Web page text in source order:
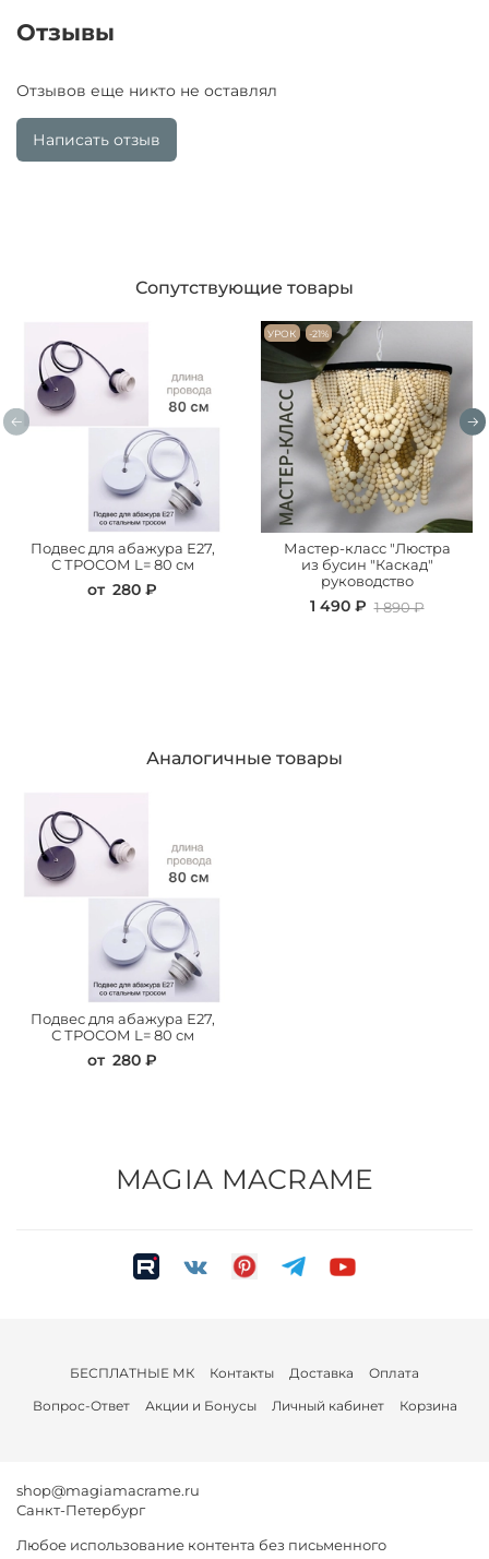
Отзывы
Отзывов еще никто не оставлял
Написать отзыв
Сопутствующие товары
Подвес для абажура Е27,
С ТРОСОМ L= 80 см
от 280 ₽
УРОК -21%
Мастер-класс "Люстра
из бусин "Каскад"
руководство
1 490 ₽ 1 890 ₽
Аналогичные товары
Подвес для абажура Е27,
С ТРОСОМ L= 80 см
от 280 ₽
MAGIA MACRAME
БЕСПЛАТНЫЕ МК Контакты Доставка
Оплата
Вопрос-Ответ
Акции и Бонусы Личный кабинет Корзина
shop@magiamacrame.ru
Санкт-Петербург
Любое использование контента без письменного